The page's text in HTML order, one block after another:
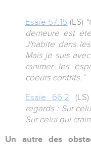
Esaïe 57:15 (LS)
demeure est
J'habite dans
Mais je suis
ranimer les
coeurs contrits.”
Esaïe 66:2 (LS)
regards : Sur
Sur celui qui
Un autre des